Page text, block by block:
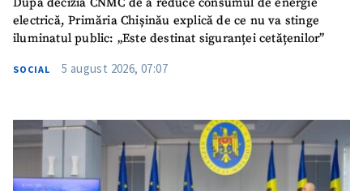
electrică, Primăria Chișinău explică de ce nu va stinge
iluminatul public: „Este destinat siguranței cetățenilor”
SOCIAL 5 august 2026, 07:07